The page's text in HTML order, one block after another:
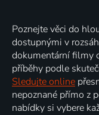
Poznejte věci do
dostupnými v
dokumentární filmy
příběhy podle
Sledujte online
nepoznané přímo z
nabídky si vybere